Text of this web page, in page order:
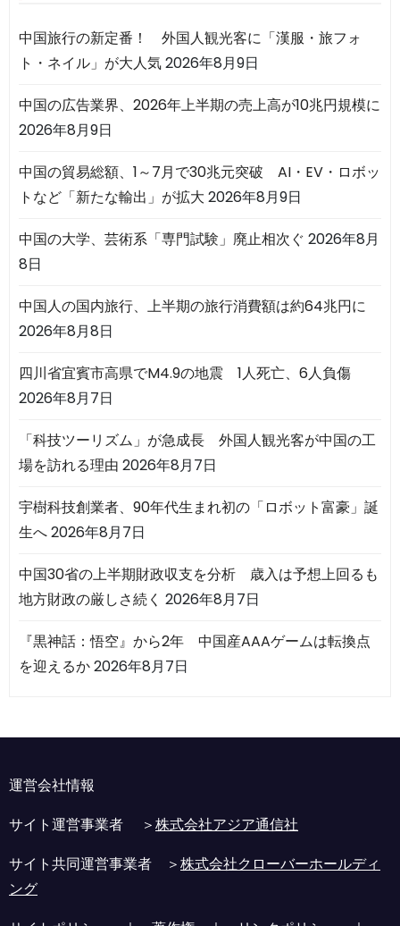
中国旅行の新定番！ 外国人観光客に「漢服・旅フォ
ト・ネイル」が大人気2026年8月9日
中国の広告業界、2026年上半期の売上高が10兆円規模に
2026年8月9日
中国の貿易総額、1～7月で30兆元突破 AI・EV・ロボッ
トなど「新たな輸出」が拡大 2026年8月9日
中国の大学、芸術系「専門試験」廃止相次ぐ 2026年8月
8日
中国人の国内旅行、上半期の旅行消費額は約64兆円に
2026年8月8日
四川省宜賓市高県でM4.9の地震 1人死亡、6人負傷
2026年8月7日
「科技ツーリズム」が急成長 外国人観光客が中国の工
場を訪れる理由 2026年8月7日
宇樹科技創業者、90年代生まれ初の「ロボット富豪」誕
生へ2026年8月7日
中国30省の上半期財政収支を分析 歳入は予想上回るも
地方財政の厳しさ続く 2026年8月7日
『黒神話：悟空』から2年 中国産AAAゲームは転換点
を迎えるか2026年8月7日
運営会社情報
サイト運営事業者 ＞株式会社アジア通信社
サイト共同運営事業者 ＞株式会社クローバーホールディ
ング